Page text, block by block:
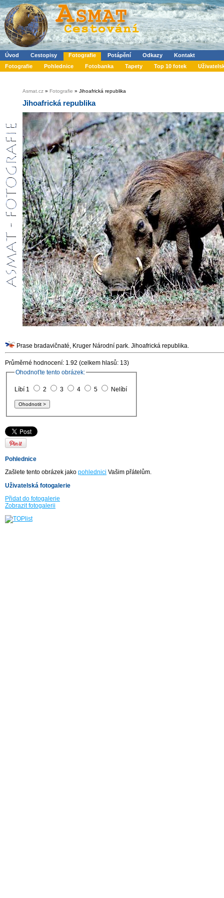
Úvod Cestopisy Fotografie Potápění Odkazy
Kontakt
Fotografie
Pohlednice Fotobanka Tapety Top 10 fotek
Asmat.cz » Fotografie » Jihoafrická republika
Jihoafrická republika
Prase bradavičnaté, Kruger Národní park. Jihoafrická republika.
Průměrné hodnocení: 1.92 (celkem hlasů: 13)
Ohodnoťte tento obrázek:
Líbí 1 2 3 4 5 Nelíbí
Pohlednice
Zašlete tento obrázek jako pohlednici Vašim přátelům.
Uživatelská fotogalerie
Přidat do fotogalerie
Zobrazit fotogalerii